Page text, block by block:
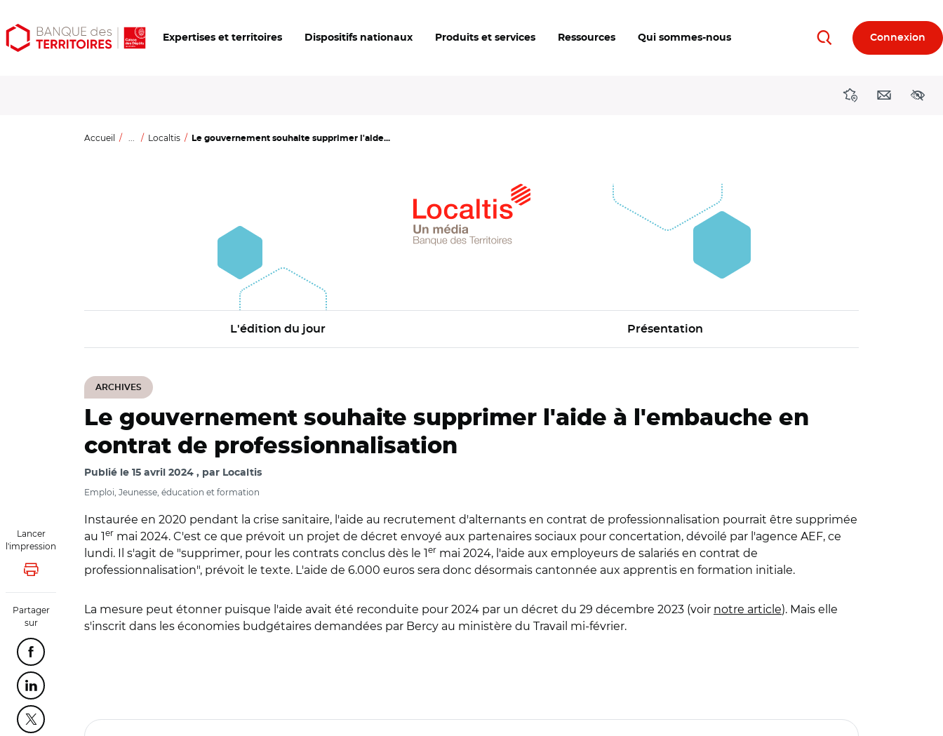
Aller
au
Aller
au
Ouvrir
les
Expertises et territoires Dispositifs nationaux Produits et services Ressources Qui sommes-nous RechercherConnexion
DirectionsContact
Accueil ... Localtis Le gouvernement souhaite supprimer l'aide...
L'édition du jour Présentation
ARCHIVES
Lancer
l'impression
Lancer l'impression
Partager
sur
Partager cette page sur Facebook
Partager cette page sur Linkedin
Partager cette page sur Twitter
Le gouvernement souhaite supprimer l'aide à l'embauche en
contrat de professionnalisation
Publié le 15 avril 2024 par Localtis
Emploi, Jeunesse, éducation et formation
Instaurée en 2020 pendant la crise sanitaire, l'aide au recrutement d'alternants en contrat de professionnalisation pourrait être supprimée
au 1er mai 2024. C'est ce que prévoit un projet de décret envoyé aux partenaires sociaux pour concertation, dévoilé par l'agence AEF, ce
lundi. Il s'agit de "supprimer, pour les contrats conclus dès le 1er mai 2024, l'aide aux employeurs de salariés en contrat de
professionnalisation", prévoit le texte. L'aide de 6.000 euros sera donc désormais cantonnée aux apprentis en formation initiale.
La mesure peut étonner puisque l'aide avait été reconduite pour 2024 par un décret du 29 décembre 2023 (voir notre article). Mais elle
s'inscrit dans les économies budgétaires demandées par Bercy au ministère du Travail mi-février.